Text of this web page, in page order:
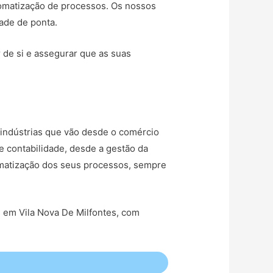
de processos. Os nossos
de ponta.
si e assegurar que as suas
que vão desde o comércio
contabilidade, desde a gestão da
dos seus processos, sempre
Vila Nova De Milfontes, com